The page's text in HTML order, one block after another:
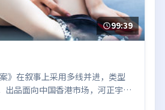
99:39
》在叙事上采用多线并进，类型
出品面向中国香港市场，河正宇、
、咏梅所饰角色推动关键反转，结